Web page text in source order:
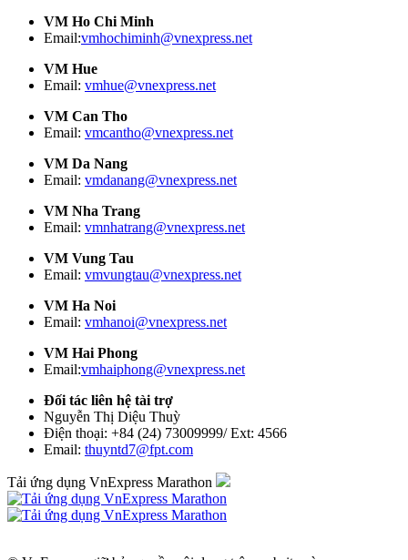
VM Ho Chi Minh
Email:vmhochiminh@vnexpress.net
VM Hue
Email: vmhue@vnexpress.net
VM Can Tho
Email: vmcantho@vnexpress.net
VM Da Nang
Email: vmdanang@vnexpress.net
VM Nha Trang
Email: vmnhatrang@vnexpress.net
VM Vung Tau
Email: vmvungtau@vnexpress.net
VM Ha Noi
Email: vmhanoi@vnexpress.net
VM Hai Phong
Email:vmhaiphong@vnexpress.net
Đối tác liên hệ tài trợ
Nguyễn Thị Diệu Thuỳ
Điện thoại: +84 (24) 73009999/ Ext: 4566
Email: thuyntd7@fpt.com
Tải ứng dụng VnExpress Marathon